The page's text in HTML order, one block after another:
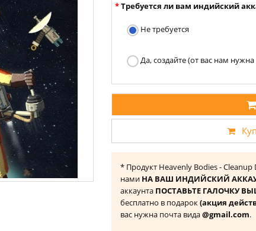
Требуется ли вам индийский
Не требуется
Да, создайте (от вас нам
* Продукт Heavenly Bodies - Cleanup
нами НА ВАШ ИНДИЙСКИЙ
аккаунта ПОСТАВЬТЕ ГАЛОЧКУ
бесплатно в подарок(акция
вас нужна почта вида@gmail.com.